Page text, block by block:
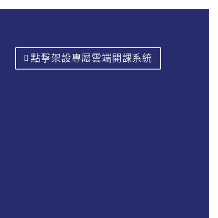
點擊架設專屬雲端開課系統